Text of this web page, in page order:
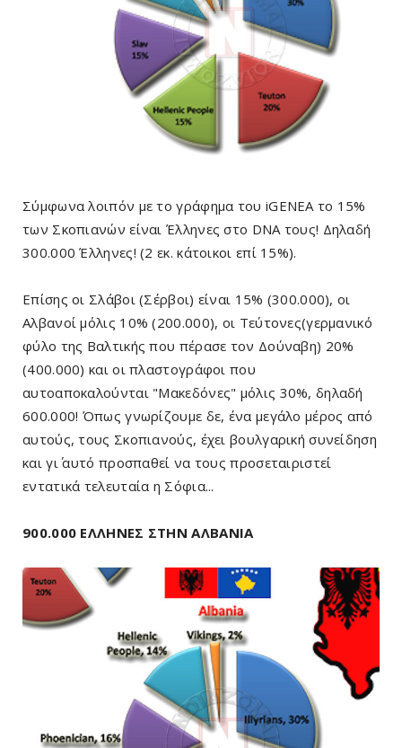
Σύμφωνα λοιπόν με το γράφημα του iGENEA το 15%
των Σκοπιανών είναι Έλληνες στο DNA τους! Δηλαδή
300.000 Έλληνες! (2 εκ. κάτοικοι επί 15%).
Επίσης οι Σλάβοι (Σέρβοι) είναι 15% (300.000), οι
Αλβανοί μόλις 10% (200.000), οι Τεύτονες(γερμανικό
φύλο της Βαλτικής που πέρασε τον Δούναβη) 20%
(400.000) και οι πλαστογράφοι που
αυτοαποκαλούνται "Μακεδόνες" μόλις 30%, δηλαδή
600.000! Όπως γνωρίζουμε δε, ένα μεγάλο μέρος από
αυτούς, τους Σκοπιανούς, έχει βουλγαρική συνείδηση
και γι΄ αυτό προσπαθεί να τους προσεταιριστεί
εντατικά τελευταία η Σόφια...
900.000 ΕΛΛΗΝΕΣ ΣΤΗΝ ΑΛΒΑΝΙΑ